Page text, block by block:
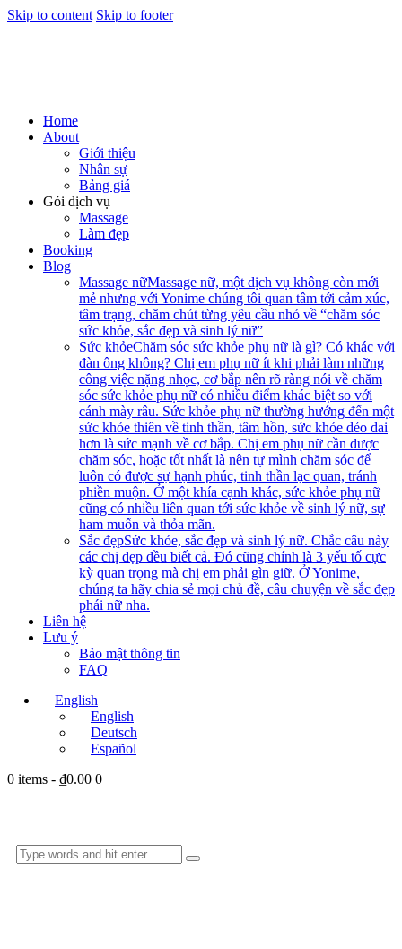
Skip to content Skip to footer
Home
About
Giới thiệu
Nhân sự
Bảng giá
Gói dịch vụ
Massage
Làm đẹp
Booking
Blog
Massage nữMassage nữ, một dịch vụ không còn mới
mẻ nhưng với Yonime chúng tôi quan tâm tới cảm xúc,
tâm trạng, chăm chút từng yêu cầu nhỏ về “chăm sóc
sức khỏe, sắc đẹp và sinh lý nữ”
Sức khỏeChăm sóc sức khỏe phụ nữ là gì? Có khác với
đàn ông không? Chị em phụ nữ ít khi phải làm những
công việc nặng nhọc, cơ bắp nên rõ ràng nói về chăm
sóc sức khỏe phụ nữ có nhiều điểm khác biệt so với
cánh mày râu. Sức khỏe phụ nữ thường hướng đến một
sức khỏe thiên về tinh thần, tâm hồn, sức khỏe dẻo dai
hơn là sức mạnh về cơ bắp. Chị em phụ nữ cần được
chăm sóc, hoặc tốt nhất là nên tự mình chăm sóc để
luôn có được sự hạnh phúc, tinh thần lạc quan, tránh
phiền muộn. Ở một khía cạnh khác, sức khỏe phụ nữ
cũng có nhiều liên quan tới sức khỏe về sinh lý nữ, sự
ham muốn và thỏa mãn.
Sắc đẹpSức khỏe, sắc đẹp và sinh lý nữ. Chắc câu này
các chị đẹp đều biết cả. Đó cũng chính là 3 yếu tố cực
kỳ quan trọng mà chị em phải gìn giữ. Ở Yonime,
chúng ta hãy chia sẻ mọi chủ đề, câu chuyện về sắc đẹp
phái nữ nha.
Liên hệ
Lưu ý
Bảo mật thông tin
FAQ
English
English
Deutsch
Español
0 items - ₫0.00 0